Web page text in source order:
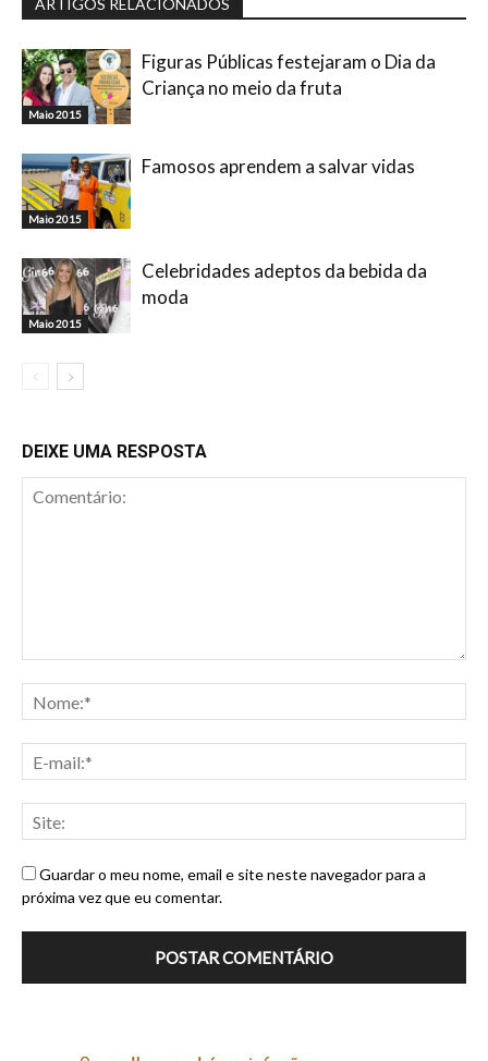
ARTIGOS RELACIONADOS
Maio 2015
Figuras Públicas festejaram o Dia da
Criança no meio da fruta
Maio 2015
Famosos aprendem a salvar vidas
Maio 2015
Celebridades adeptos da bebida da
moda
DEIXE UMA RESPOSTA
Guardar o meu nome, email e site neste navegador para a
próxima vez que eu comentar.